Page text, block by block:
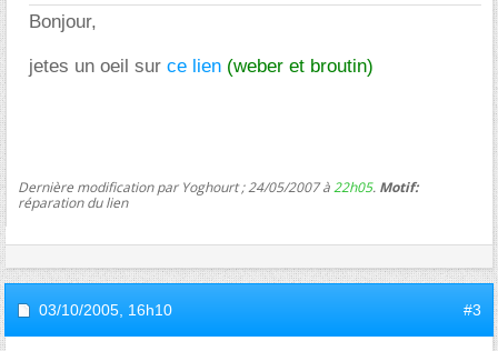
Bonjour,
jetes un oeil sur ce lien (weber et broutin)
Dernière modification par Yoghourt ; 24/05/2007 à22h05. Motif:
réparation du lien
03/10/2005, 16h10 #3